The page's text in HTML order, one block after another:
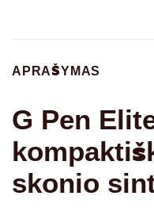
APRAŠYMAS
G Pen
skonio